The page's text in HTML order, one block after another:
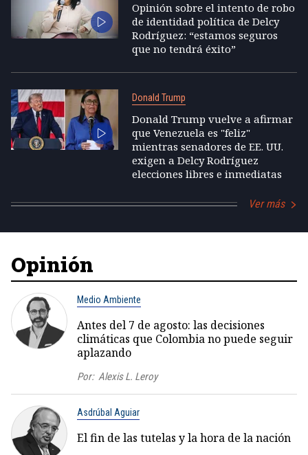
Opinión sobre el intento de robo
de identidad política de Delcy
Rodríguez: “estamos seguros
que no tendrá éxito”
Donald Trump
Donald Trump vuelve a afirmar
que Venezuela es "feliz"
mientras senadores de EE. UU.
exigen a Delcy Rodríguez
elecciones libres e inmediatas
Ver más
Opinión
Medio Ambiente
Antes del 7 de agosto: las decisiones
climáticas que Colombia no puede seguir
aplazando
Por: Alexis L. Leroy
Asdrúbal Aguiar
El fin de las tutelas y la hora de la nación